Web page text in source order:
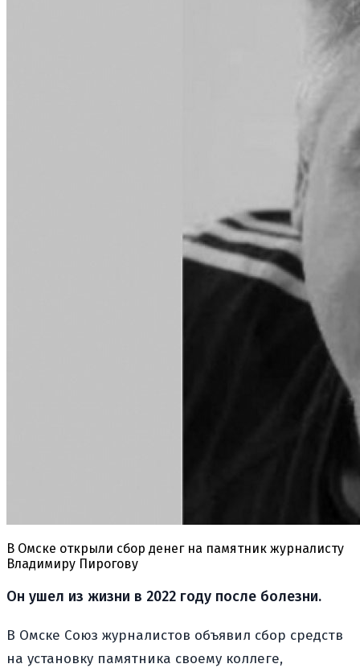
В Омске открыли сбор денег на памятник журналисту
Владимиру Пирогову
Он ушел из жизни в 2022 году после болезни.
В Омске Союз журналистов объявил сбор средств
на установку памятника своему коллеге,